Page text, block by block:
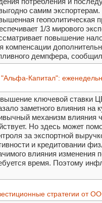
самим
геополитическая
1/3 мирового
повышение
компенсации
демпфера,
Капитал":
ключевой ставки
заметного влияния на
механизм влияния
Но здесь может
за экспортной
и кредитовании
влияния изменения
время. Поэтому
стратегии от